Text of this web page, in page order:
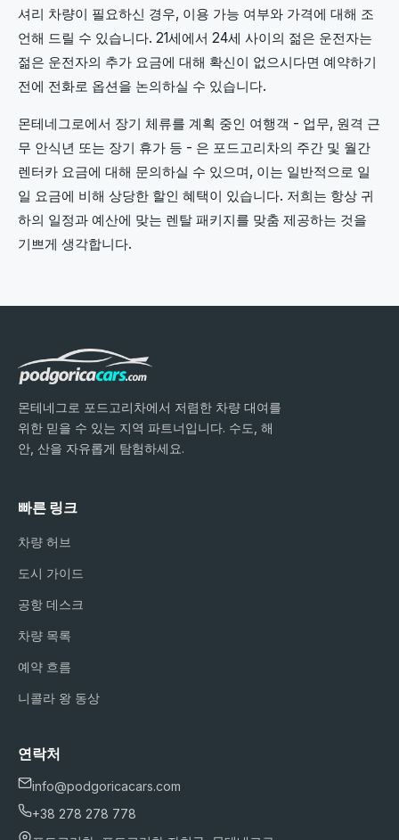
셔리 차량이 필요하신 경우, 이용 가능 여부와 가격에 대해 조
언해 드릴 수 있습니다. 21세에서 24세 사이의 젊은 운전자는
젊은 운전자의 추가 요금에 대해 확신이 없으시다면 예약하기
전에 전화로 옵션을 논의하실 수 있습니다.
몬테네그로에서 장기 체류를 계획 중인 여행객 - 업무, 원격 근
무 안식년 또는 장기 휴가 등 - 은 포드고리차의 주간 및 월간
렌터카 요금에 대해 문의하실 수 있으며, 이는 일반적으로 일
일 요금에 비해 상당한 할인 혜택이 있습니다. 저희는 항상 귀
하의 일정과 예산에 맞는 렌탈 패키지를 맞춤 제공하는 것을
기쁘게 생각합니다.
몬테네그로 포드고리차에서 저렴한 차량 대여를
위한 믿을 수 있는 지역 파트너입니다. 수도, 해
안, 산을 자유롭게 탐험하세요.
빠른 링크
차량 허브
도시 가이드
공항 데스크
차량 목록
예약 흐름
니콜라 왕 동상
연락처
info@podgoricacars.com
+38 278 278 778